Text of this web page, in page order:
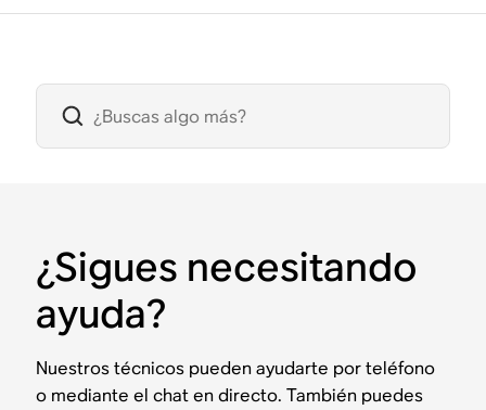
¿Sigues necesitando
ayuda?
Nuestros técnicos pueden ayudarte por teléfono
o mediante el chat en directo. También puedes